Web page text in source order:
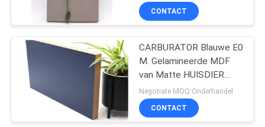
CONTACT
CARBURATOR Blauwe E0
M. Gelamineerde MDF
van Matte HUISDIER
Comités
Negotiate MOQ:Onderhandel
CONTACT